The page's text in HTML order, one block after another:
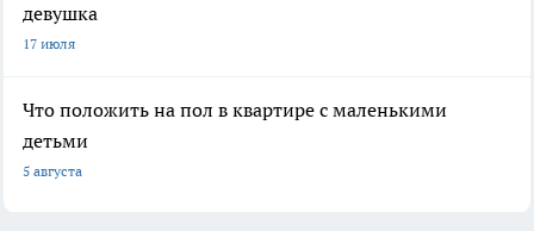
девушка
17 июля
Что положить на пол в квартире с маленькими
детьми
5 августа